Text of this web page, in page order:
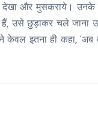
देखा और मुसकराये। उनके
हैं, उसे छुड़ाकर चले जाना
केवल इतना ही कहा, ‘अब